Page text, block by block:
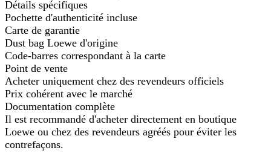
Détails spécifiques
Pochette d'authenticité incluse
Carte de garantie
Dust bag Loewe d'origine
Code-barres correspondant à la carte
Point de vente
Acheter uniquement chez des revendeurs officiels
Prix cohérent avec le marché
Documentation complète
Il est recommandé d'acheter directement en boutique
Loewe ou chez des revendeurs agréés pour éviter les
contrefaçons.